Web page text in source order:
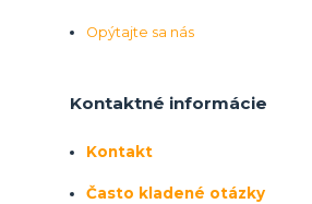
Opýtajte sa nás
Kontaktné informácie
Kontakt
Často kladené otázky